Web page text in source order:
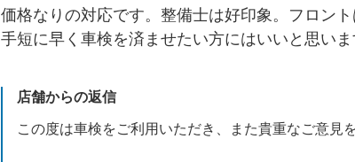
価格なりの対応です。整備士は好印象。フロント
手短に早く車検を済ませたい方にはいいと思いま
店舗からの返信